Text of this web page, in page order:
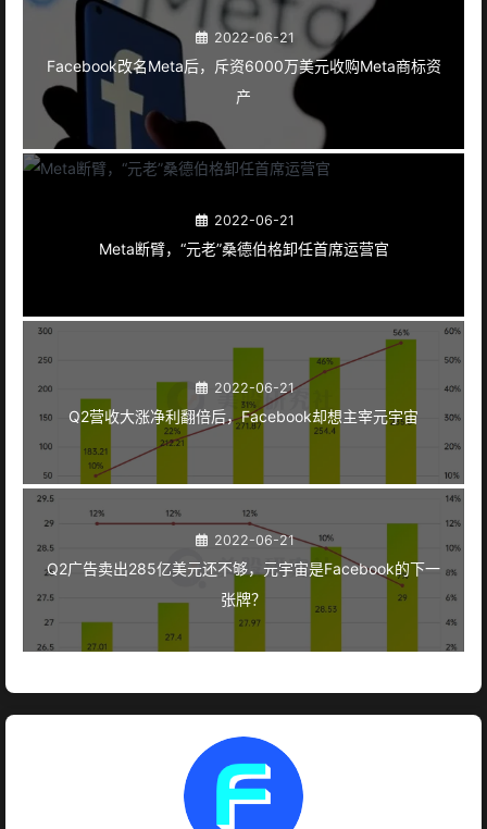
2022-06-21
Facebook改名Meta后，斥资6000万美元收购Meta商标资
产
2022-06-21
Meta断臂，“元老”桑德伯格卸任首席运营官
2022-06-21
Q2营收大涨净利翻倍后，Facebook却想主宰元宇宙
2022-06-21
Q2广告卖出285亿美元还不够，元宇宙是Facebook的下一
张牌？